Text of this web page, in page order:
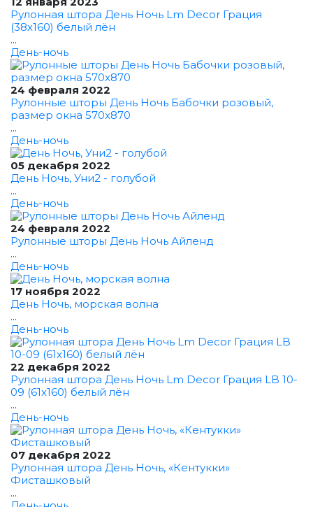
Рулонная штора День Ночь Lm Decor Грация
(38x160) белый лён
...
День-ночь
24 февраля 2022
Рулонные шторы День Ночь Бабочки розовый,
размер окна 570x870
...
День-ночь
05 декабря 2022
День Ночь, Уни2 - голубой
...
День-ночь
24 февраля 2022
Рулонные шторы День Ночь Айленд
...
День-ночь
17 ноября 2022
День Ночь, морская волна
...
День-ночь
22 декабря 2022
Рулонная штора День Ночь Lm Decor Грация LB 10-
09 (61x160) белый лён
...
День-ночь
07 декабря 2022
Рулонная штора День Ночь, «Кентукки»
Фисташковый
...